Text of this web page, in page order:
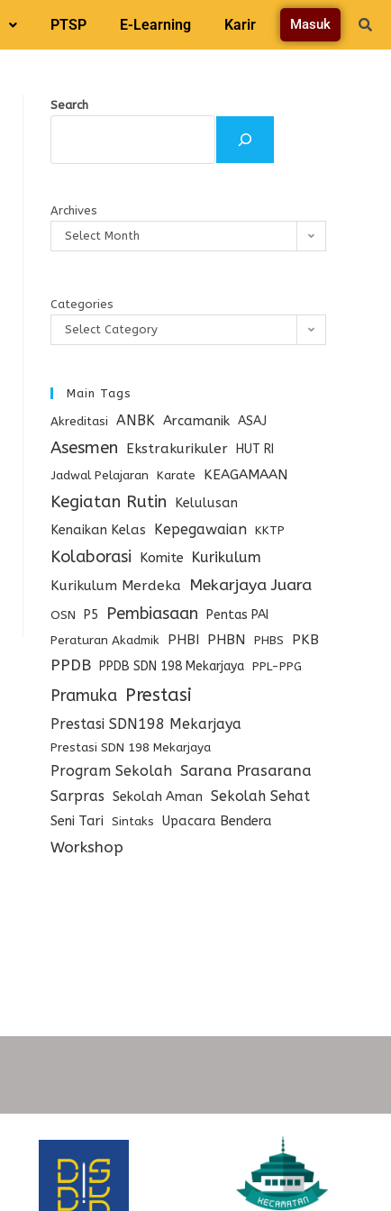
PTSP E-Learning Karir Masuk
Search
Archives
Select Month
Categories
Select Category
Main Tags
Akreditasi ANBK Arcamanik ASAJ
Asesmen Ekstrakurikuler HUT RI
Jadwal Pelajaran Karate KEAGAMAAN
Kegiatan Rutin
Kelulusan
Kenaikan Kelas
Kepegawaian KKTP
Kolaborasi Komite Kurikulum
Kurikulum Merdeka Mekarjaya Juara
OSN P5 Pembiasaan Pentas PAI
Peraturan Akadmik PHBI PHBN PHBS PKB
PPDB PPDB SDN 198 Mekarjaya PPL-PPG
Pramuka Prestasi
Prestasi SDN198 Mekarjaya
Prestasi SDN 198 Mekarjaya
Program Sekolah Sarana Prasarana
Sarpras Sekolah Aman Sekolah Sehat
Seni Tari
Sintaks Upacara Bendera
Workshop